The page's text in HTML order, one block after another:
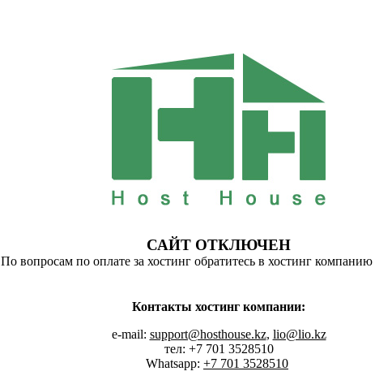
САЙТ ОТКЛЮЧЕН
По вопросам по оплате за хостинг обратитесь в хостинг компанию
Контакты хостинг компании:
e-mail: support@hosthouse.kz, lio@lio.kz
тел: +7 701 3528510
Whatsapp: +7 701 3528510